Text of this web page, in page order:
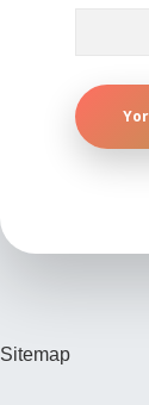
Sitemap